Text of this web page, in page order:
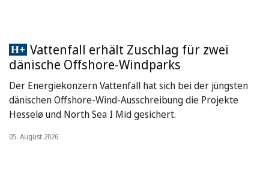
Vattenfall erhält Zuschlag für zwei
dänische Offshore-Windparks
Der Energiekonzern Vattenfall hat sich bei der jüngsten
dänischen Offshore-Wind-Ausschreibung die Projekte
Hesselø und North Sea I Mid gesichert.
05. August 2026